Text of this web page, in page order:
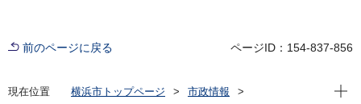
前のページに戻る ページID：154-837-856
現在位置 横浜市トップページ
市政情報
現在